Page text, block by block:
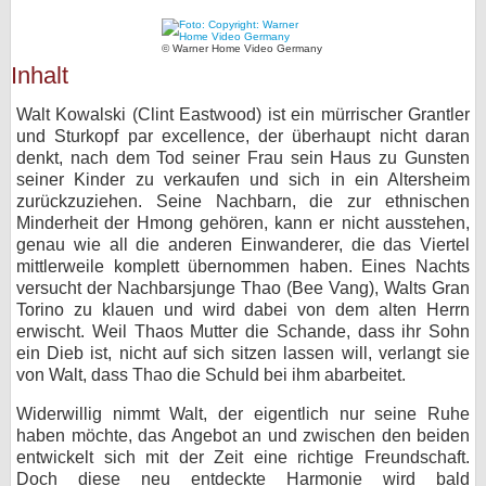
© Warner Home Video Germany
Inhalt
Walt Kowalski (Clint Eastwood) ist ein mürrischer Grantler
und Sturkopf par excellence, der überhaupt nicht daran
denkt, nach dem Tod seiner Frau sein Haus zu Gunsten
seiner Kinder zu verkaufen und sich in ein Altersheim
zurückzuziehen. Seine Nachbarn, die zur ethnischen
Minderheit der Hmong gehören, kann er nicht ausstehen,
genau wie all die anderen Einwanderer, die das Viertel
mittlerweile komplett übernommen haben. Eines Nachts
versucht der Nachbarsjunge Thao (Bee Vang), Walts Gran
Torino zu klauen und wird dabei von dem alten Herrn
erwischt. Weil Thaos Mutter die Schande, dass ihr Sohn
ein Dieb ist, nicht auf sich sitzen lassen will, verlangt sie
von Walt, dass Thao die Schuld bei ihm abarbeitet.
Widerwillig nimmt Walt, der eigentlich nur seine Ruhe
haben möchte, das Angebot an und zwischen den beiden
entwickelt sich mit der Zeit eine richtige Freundschaft.
Doch diese neu entdeckte Harmonie wird bald
bei X
Kontakt
Nutzungsbedingungen
Datenschutz
Cookie-Einstellungen
Impressum
Desktop-Ansicht